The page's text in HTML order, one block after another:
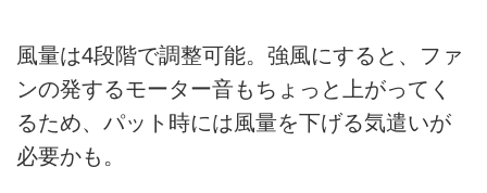
風量は4段階で調整可能。強風にすると、ファ
ンの発するモーター音もちょっと上がってく
るため、パット時には風量を下げる気遣いが
必要かも。